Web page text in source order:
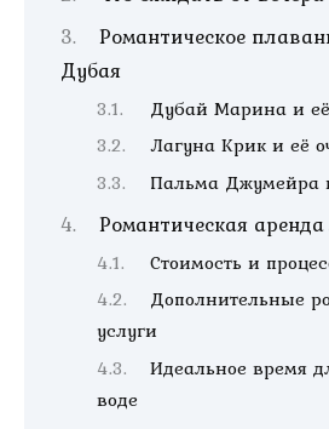
Романтическое
Дубая
Дубай Марина и
Лагуна Крик и её
Пальма Джумейра
Романтическая
Стоимость и
Дополнительные
услуги
Идеальное время
воде